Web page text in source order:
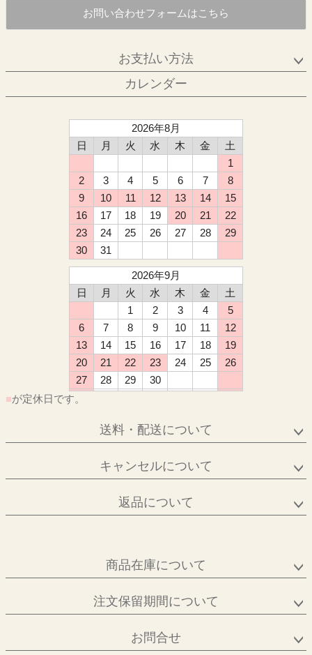
お問い合わせフォームはこちら
お支払い方法
カレンダー
2026年8月
日
月 火 水 木 金
土
1
2
3 4 5 6 7
8
9
10 11 12 13 14
15
16
17 18 19 20 21
22
23
24 25 26 27 28
29
30
31
2026年9月
日
月 火 水 木 金
土
1
2 3 4
5
6
7 8 9 10 11
12
13
14 15 16 17 18
19
20
21 22 23 24 25
26
27
28 29
30
■が定休日です。
送料・配送について
キャンセルについて
返品について
商品在庫について
注文保留期間について
お問合せ